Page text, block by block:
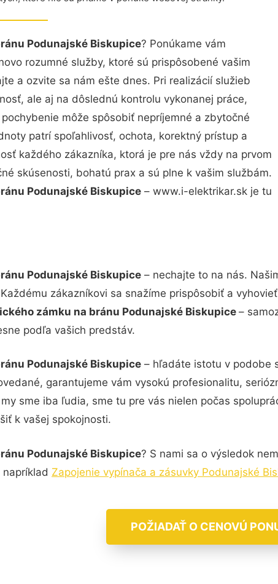
Podunajské Biskupice? Ponúkame vám
rozumné služby, ktoré sú prispôsobené vašim
a ozvite sa nám ešte dnes. Pri realizácií služieb
ale aj na dôslednú kontrolu vykonanej práce,
môže spôsobiť nepríjemné a zbytočné
patrí spoľahlivosť, ochota, korektný prístup a
každého zákazníka, ktorá je pre nás vždy na prvom
skúsenosti, bohatú prax a sú plne k vašim službám.
Podunajské Biskupice – www.i-elektrikar.sk je tu
Podunajské Biskupice – nechajte to na nás.
zákazníkovi sa snažíme prispôsobiť a
zámku na bránu Podunajské Biskupice –
podľa vašich predstáv.
Podunajské Biskupice – hľadáte istotu v podobe
garantujeme vám vysokú profesionalitu,
sme iba ľudia, sme tu pre vás nielen počas
k vašej spokojnosti.
Podunajské Biskupice? S nami sa o výsledok
Zapojenie vypínača a zásuvky Podunajské
POŽIADAŤ O CENOVÚ